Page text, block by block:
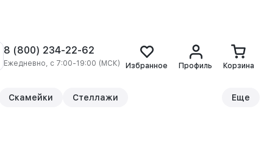
8 (800) 234-22-62
Ежедневно, с 7:00-19:00 (МСК) Избранное Профиль Корзина
Скамейки Стеллажи Еще